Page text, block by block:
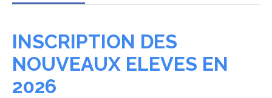
INSCRIPTION DES
NOUVEAUX ELEVES EN
2026